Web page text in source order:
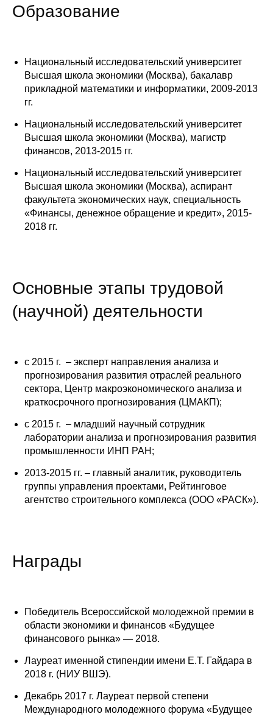
Редакционная этика
Общие требования
Семинары
Российско-французский семинар
ЦДУ
Inforum
Ученый совет
О совете
Регулярные прогнозы
Квартальный прогноз
Краткосрочный прогноз
Оценка индекса промышленного
производства
Центр «Климатическая политика и
Образование и карьера
Кафедра МФТИ
Кафедра МАДИ
Аспирантура
Образование
Национальный исследовательский университет
Высшая школа экономики (Москва), бакалавр
прикладной математики и информатики, 2009-2013
гг.
Национальный исследовательский университет
Высшая школа экономики (Москва), магистр
финансов, 2013-2015 гг.
Национальный исследовательский университет
Высшая школа экономики (Москва), аспирант
факультета экономических наук, специальность
«Финансы, денежное обращение и кредит», 2015-
2018 гг.
Основные этапы трудовой
(научной) деятельности
с 2015 г. – эксперт направления анализа и
прогнозирования развития отраслей реального
сектора, Центр макроэкономического анализа и
краткосрочного прогнозирования (ЦМАКП);
с 2015 г. – младший научный сотрудник
лаборатории анализа и прогнозирования развития
промышленности ИНП РАН;
2013-2015 гг. – главный аналитик, руководитель
группы управления проектами, Рейтинговое
агентство строительного комплекса (ООО «РАСК»).
Награды
Победитель Всероссийской молодежной премии в
области экономики и финансов «Будущее
финансового рынка» — 2018.
Лауреат именной стипендии имени Е.Т. Гайдара в
2018 г. (НИУ ВШЭ).
Декабрь 2017 г. Лауреат первой степени
Международного молодежного форума «Будущее